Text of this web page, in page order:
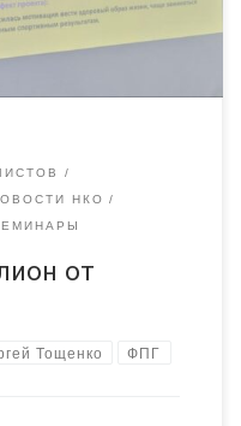
за несколько […]
НКО
от
Тощенко ФПГ